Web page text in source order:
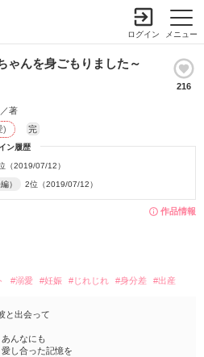
メニュー
ログイン
ゃんを身ごもりました～
216
作品情報
ン履歴
（2019/07/12）
） 2位（2019/07/12）
) 完
／著
#溺愛 #妊娠 #じれじれ #身分差 #出産
と出会って
あんなにも
し合った記憶を